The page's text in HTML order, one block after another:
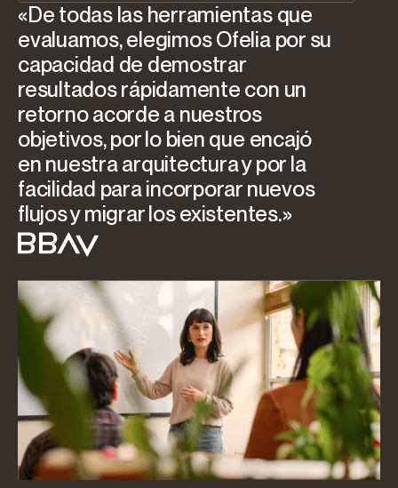
«De todas las herramientas que
evaluamos, elegimos Ofelia por su
capacidad de demostrar
resultados rápidamente con un
retorno acorde a nuestros
objetivos, por lo bien que encajó
en nuestra arquitectura y por la
facilidad para incorporar nuevos
flujos y migrar los existentes.»